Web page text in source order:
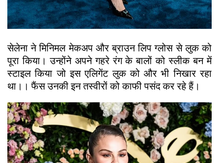
सेलेना ने मिनिमल मेकअप और ब्राउन लिप ग्लोस से लुक को
पूरा किया। उन्होंने अपने गहरे रंग के बालों को स्लीक बन में
स्टाइल किया जो इस एलिगेंट लुक को और भी निखार रहा
था।। फैंस उनकी इन तस्वीरों को काफी पसंद कर रहे हैं।